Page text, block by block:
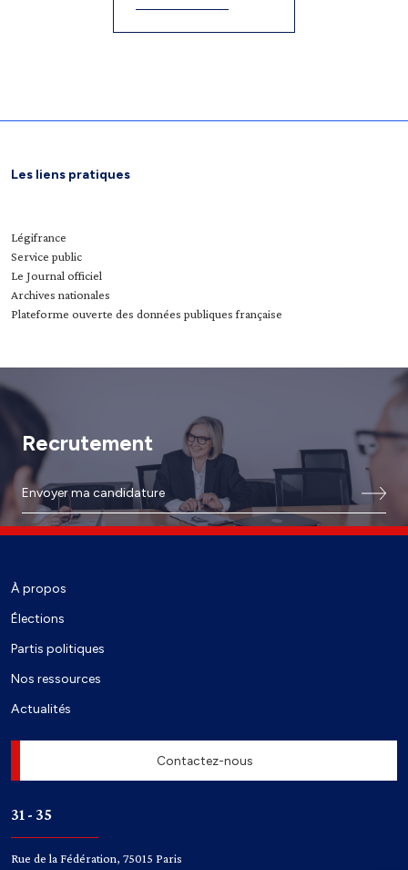
Les liens pratiques
Légifrance
Service public
Le Journal officiel
Archives nationales
Plateforme ouverte des données publiques française
Recrutement
Envoyer ma candidature
À propos
Élections
Partis politiques
Nos ressources
Actualités
Contactez-nous
31 - 35
Rue de la Fédération, 75015 Paris